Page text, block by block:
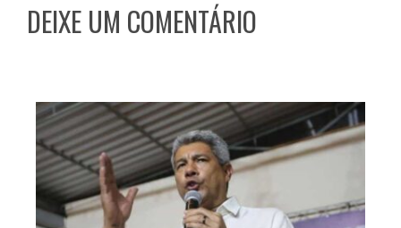
DEIXE UM COMENTÁRIO